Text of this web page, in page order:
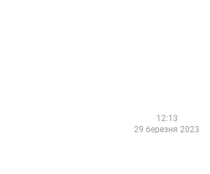
12:13
29 березня 2023